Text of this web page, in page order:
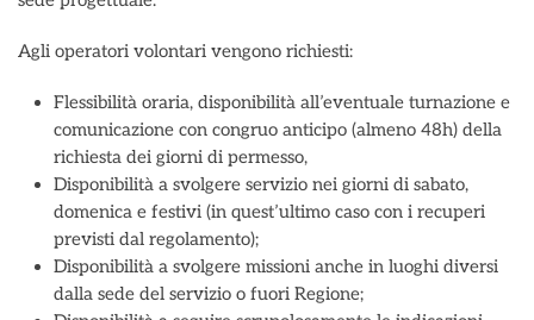
Agli operatori volontari vengono richiesti:
Flessibilità oraria, disponibilità all’eventuale turnazione e
comunicazione con congruo anticipo (almeno 48h) della
richiesta dei giorni di permesso,
Disponibilità a svolgere servizio nei giorni di sabato,
domenica e festivi (in quest’ultimo caso con i recuperi
previsti dal regolamento);
Disponibilità a svolgere missioni anche in luoghi diversi
dalla sede del servizio o fuori Regione;